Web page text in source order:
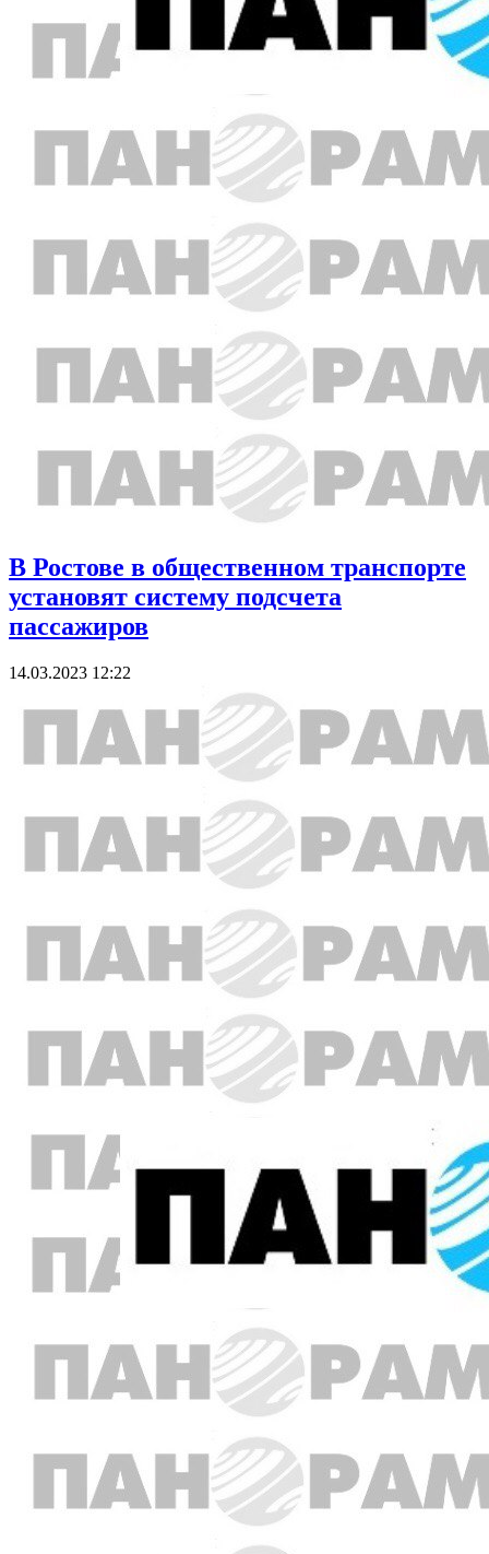
В Ростове в общественном транспорте
установят систему подсчета
пассажиров
14.03.2023 12:22